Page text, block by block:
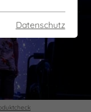
Datenschutz